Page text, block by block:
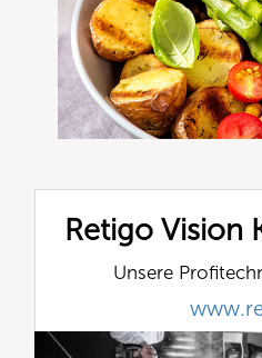
Retigo Vision
Unsere